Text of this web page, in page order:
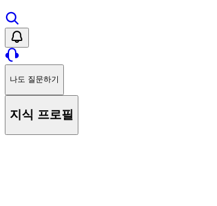
나도 질문하기
지식 프로필